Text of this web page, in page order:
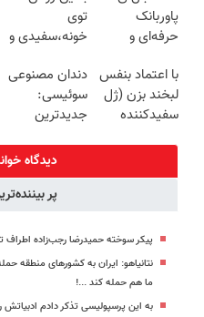
پاوربانک
حرفه‌ای و
تخفیف رو از
دست نده👌🏻
توی
خونه،سفیدی و
برگردون
(40%off)
با اعتماد بنفس
لبخند بزن (ژل
سفیدکننده
دندان مصنوعی
سوئیسی:
جدیدترین
سبک و مقاوم |
پرداخت قسطی
دیدگاه
پر
پیکر سوخته حمیدرضا رجب‌زاده
نتانیاهو: ایران به کشورهای منطقه
ما هم حمله کند ...!
به این پرسپولیسی تذکر دادم ادبیاتش